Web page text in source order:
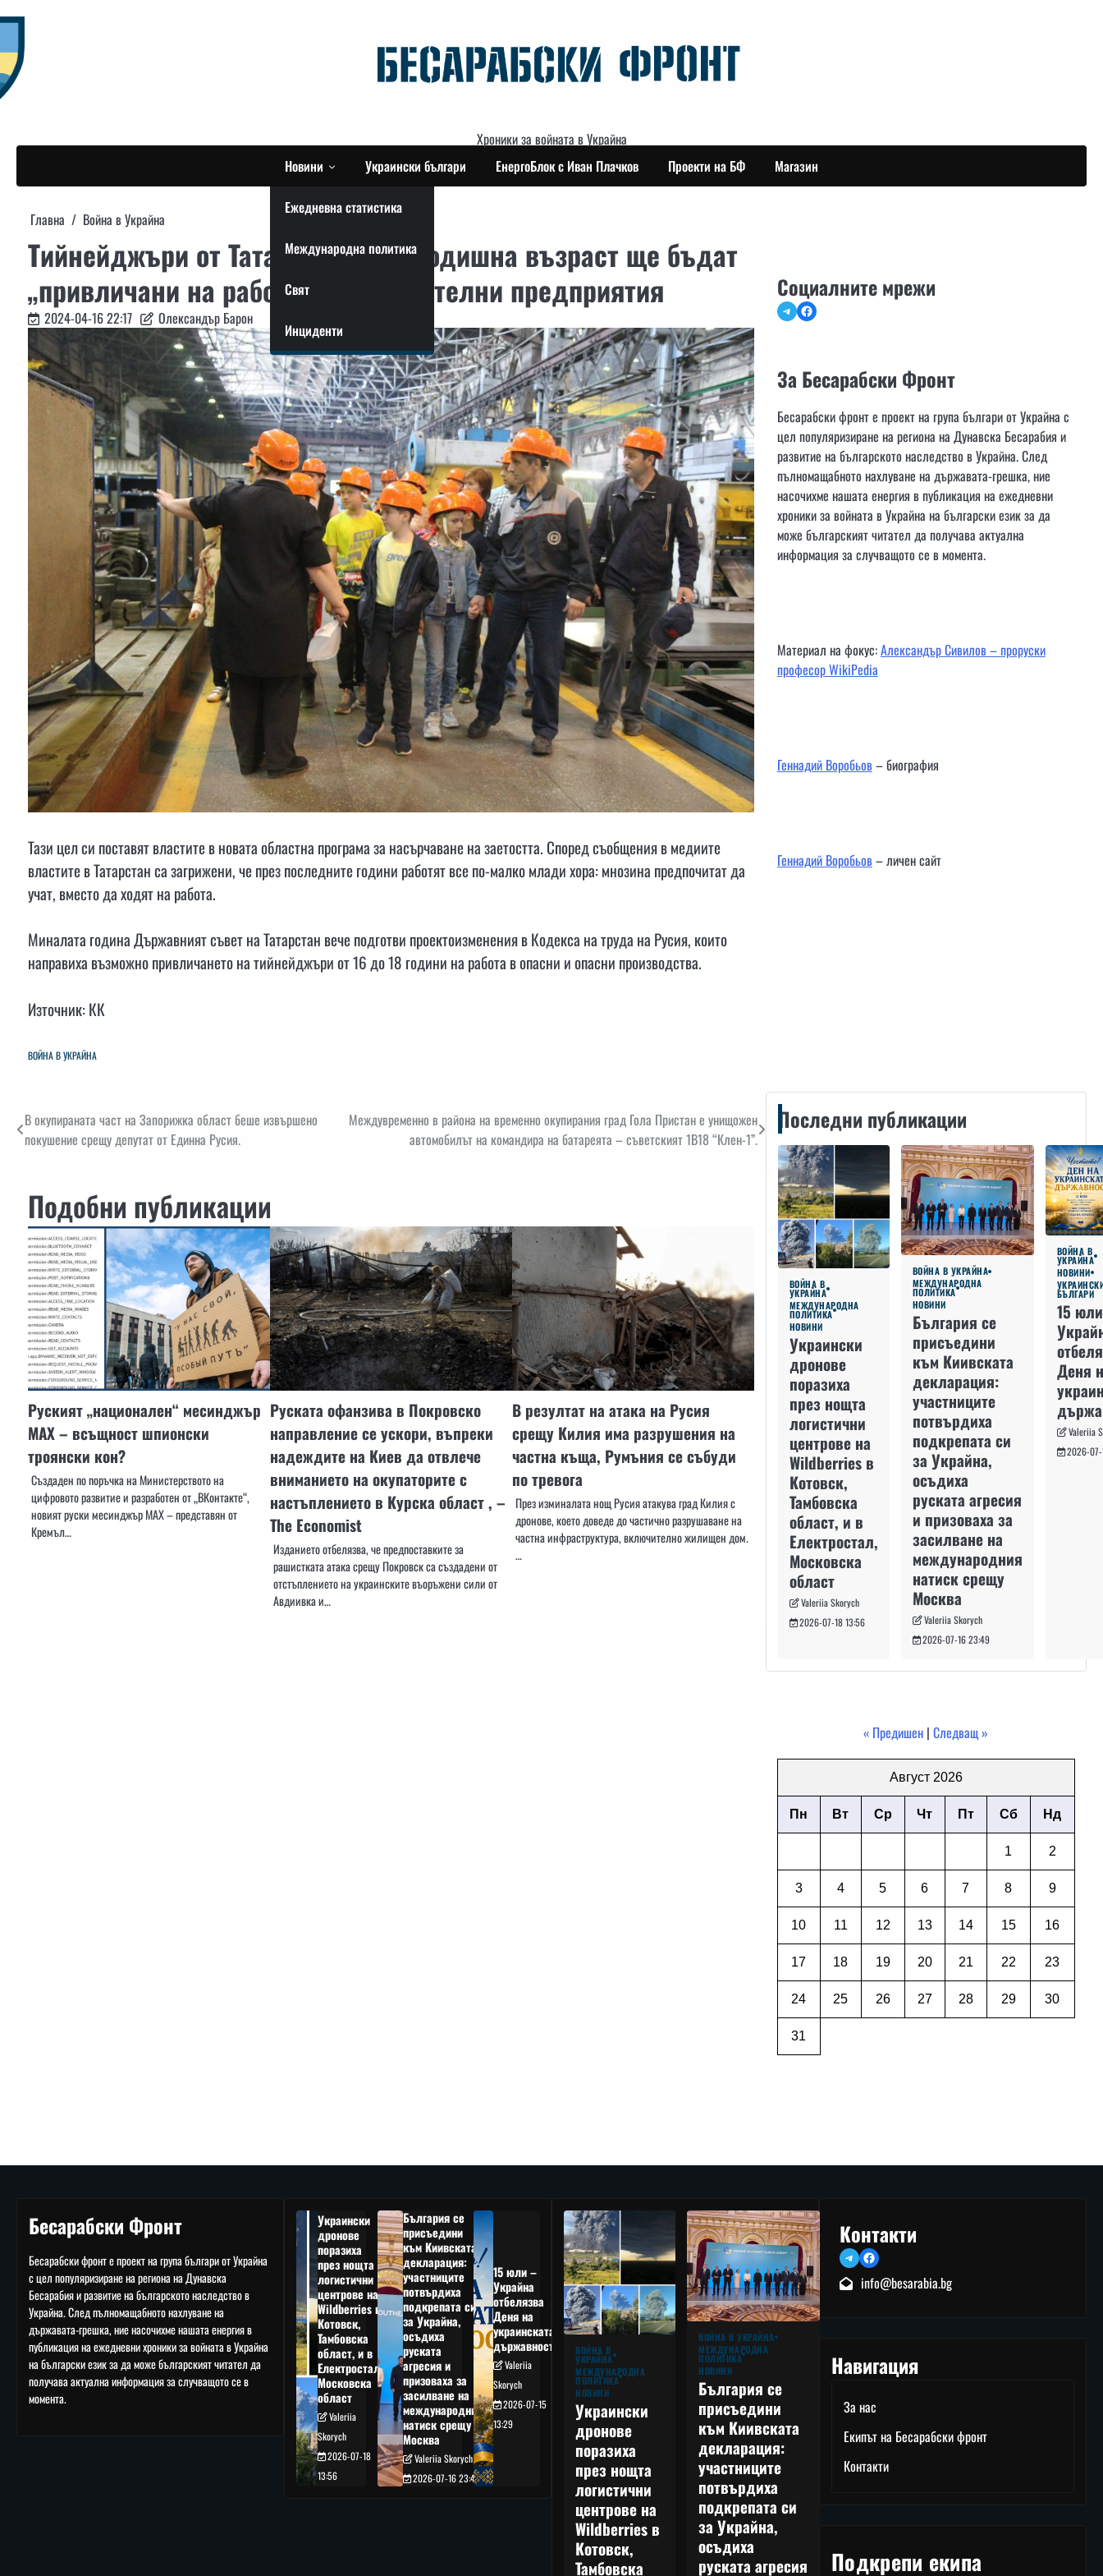
to
content
Хроники за войната в Украйна
Новини
Ежедневна статистика
Международна политика
Свят
Инциденти
Украински българи ЕнергоБлок с Иван Плачков Проекти на БФ Магазин
Главна Война в Украйна
Тийнейджъри от Татарстан от 14-годишна възраст ще бъдат
„привличани на работа“ в отбранителни предприятия
2024-04-16 22:17 Олександър Барон
Тази цел си поставят властите в новата областна програма за насърчаване на заетостта. Според съобщения в медиите
властите в Татарстан са загрижени, че през последните години работят все по-малко млади хора: мнозина предпочитат да
учат, вместо да ходят на работа.
Миналата година Държавният съвет на Татарстан вече подготви проектоизменения в Кодекса на труда на Русия, които
направиха възможно привличането на тийнейджъри от 16 до 18 години на работа в опасни и опасни производства.
Източник: КК
ВОЙНА В УКРАЙНА
Навигация
В окупираната част на Запорижка област беше извършено
покушение срещу депутат от Единна Русия.
Междувременно в района на временно окупирания град Гола Пристан е унищожен
автомобилът на командира на батареята – съветският 1В18 “Клен-1”.
Подобни публикации
Руският „национален“ месинджър
MAX – всъщност шпионски
троянски кон?
Създаден по поръчка на Министерството на
цифровото развитие и разработен от „ВКонтакте“,
новият руски месинджър MAX – представян от
Кремъл…
Руската офанзива в Покровско
направление се ускори, въпреки
надеждите на Киев да отвлече
вниманието на окупаторите с
настъплението в Курска област , –
The Economist
Изданието отбелязва, че предпоставките за
рашистката атака срещу Покровск са създадени от
отстъплението на украинските въоръжени сили от
Авдиивка и…
В резултат на атака на Русия
срещу Килия има разрушения на
частна къща, Румъния се събуди
по тревога
През изминалата нощ Русия атакува град Килия с
дронове, което доведе до частично разрушаване на
частна инфраструктура, включително жилищен дом.
…
Социалните мрежи
TelegramFacebook
За Бесарабски Фронт
Бесарабски фронт е проект на група българи от Украйна с
цел популяризиране на региона на Дунавска Бесарабия и
развитие на българското наследство в Украйна. След
пълномащабното нахлуване на държавата-грешка, ние
насочихме нашата енергия в публикация на ежедневни
хроники за войната в Украйна на български език за да
може българският читател да получава актуална
информация за случващото се в момента.
Материал на фокус:Александър Сивилов – проруски
професор WikiPedia
Геннадий Воробьов– биография
Геннадий Воробьов– личен сайт
Последни публикации
ВОЙНА В
УКРАЙНА
МЕЖДУНАРОДНА
ПОЛИТИКА
НОВИНИ
Украински
дронове
поразиха
през нощта
логистични
центрове на
Wildberries в
Котовск,
Тамбовска
област, и в
Електростал,
Московска
област
Valeriia Skorych
2026-07-18 13:56
ВОЙНА В УКРАЙНА
МЕЖДУНАРОДНА
ПОЛИТИКА
НОВИНИ
България се
присъедини
към Киивската
декларация:
участниците
потвърдиха
подкрепата си
за Украйна,
осъдиха
руската агресия
и призоваха за
засилване на
международния
натиск срещу
Москва
Valeriia Skorych
2026-07-16 23:49
ВОЙНА В
УКРАЙНА
НОВИНИ
БЪЛГАРИ
15
Деня
Valeriia
2026-07-
« Предишен |Следващ »
Август 2026
Пн Вт Ср Чт Пт Сб Нд
1 2
3 4 5 6 7 8 9
10 11 12 13 14 15 16
17 18 19 20 21 22 23
24 25 26 27 28 29 30
31
Бесарабски Фронт
Бесарабски фронт е проект на група българи от Украйна
с цел популяризиране на региона на Дунавска
Бесарабия и развитие на българското наследство в
Украйна. След пълномащабното нахлуване на
държавата-грешка, ние насочихме нашата енергия в
публикация на ежедневни хроники за войната в Украйна
на български език за да може българският читател да
получава актуална информация за случващото се в
момента.
Украински
дронове
поразиха
през нощта
логистични
центрове на
Wildberries в
Котовск,
Тамбовска
област, и в
Електростал,
Московска
област
Valeriia
Skorych
2026-07-18
13:56
България се
присъедини
към Киивската
декларация:
участниците
потвърдиха
подкрепата си
за Украйна,
осъдиха
руската
агресия и
призоваха за
засилване на
международния
натиск срещу
Москва
Valeriia Skorych
2026-07-16 23:49
15 юли –
Украйна
отбелязва
Деня на
украинската
държавност
Valeriia
Skorych
2026-07-15
13:29
ВОЙНА В
УКРАЙНА
МЕЖДУНАРОДНА
ПОЛИТИКА
НОВИНИ
Украински
дронове
поразиха
през нощта
логистични
центрове на
Wildberries в
Котовск,
Тамбовска
ВОЙНА В УКРАЙНА
МЕЖДУНАРОДНА
ПОЛИТИКА
НОВИНИ
България се
присъедини
към Киивската
декларация:
участниците
потвърдиха
подкрепата си
за Украйна,
осъдиха
руската агресия
Контакти
TelegramFacebook
info@besarabia.bg
Навигация
За нас
Екипът на Бесарабски фронт
Контакти
Подкрепи екипа